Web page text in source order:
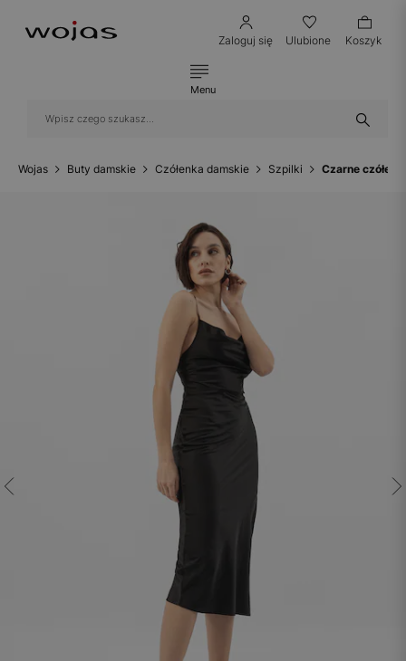
Zaloguj się Ulubione Koszyk
Menu
Wojas Buty damskie Czółenka damskie Szpilki Czarne